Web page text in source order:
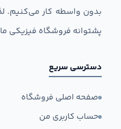
بدون واسطه کار می‌کنیم.
پشتوانه فروشگاه فیزیکی
دسترسی سریع
صفحه اصلی فروشگاه
حساب کاربری من